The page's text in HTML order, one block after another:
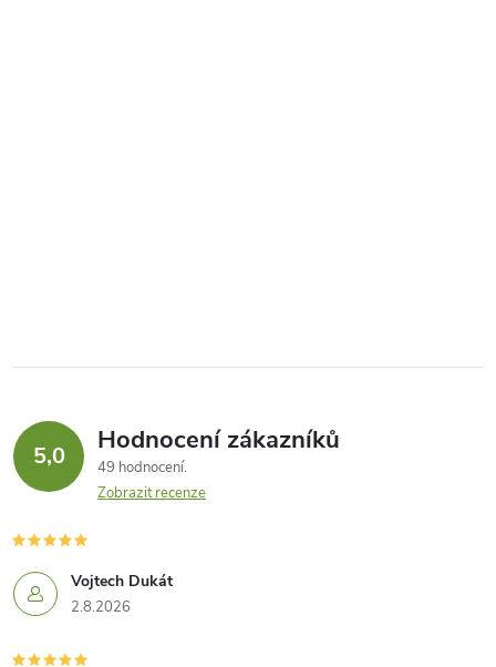
5,0 Hodnocení zákazníků
49 hodnocení
Zobrazit recenze
Vojtech Dukát
2.8.2026